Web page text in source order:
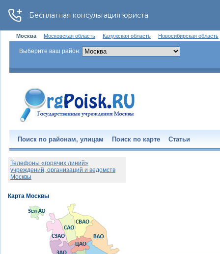
Москва Московская область Калужская область Новосибирская область
Выберите ваш район:
Поиск по районам, улицам Поиск по карте Статьи
Телефоны «горячих линий»
учреждений, организаций и ведомств
Москвы